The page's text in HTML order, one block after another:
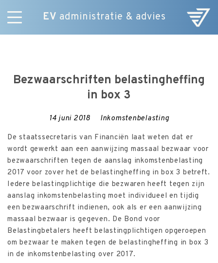
EV administratie & advies
Skip
Nieuws
Bezwaarschriften belastingheffing
in box 3
14 juni 2018 Inkomstenbelasting
De staatssecretaris van Financiën laat weten dat er
wordt gewerkt aan een aanwijzing massaal bezwaar voor
bezwaarschriften tegen de aanslag inkomstenbelasting
2017 voor zover het de belastingheffing in box 3 betreft.
Iedere belastingplichtige die bezwaren heeft tegen zijn
aanslag inkomstenbelasting moet individueel en tijdig
een bezwaarschrift indienen, ook als er een aanwijzing
massaal bezwaar is gegeven. De Bond voor
Belastingbetalers heeft belastingplichtigen opgeroepen
om bezwaar te maken tegen de belastingheffing in box 3
in de inkomstenbelasting over 2017.